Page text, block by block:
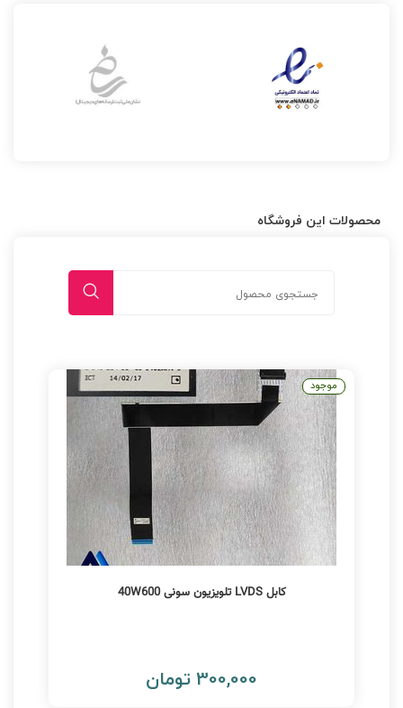
محصولات این فروشگاه
کابل LVDS تلویزیون سونی 40W600
300,000 تومان
موجود